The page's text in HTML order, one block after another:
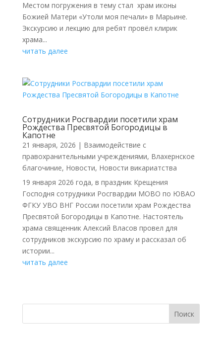
Местом погружения в тему стал храм иконы
Божией Матери «Утоли моя печали» в Марьине.
Экскурсию и лекцию для ребят провёл клирик
храма...
читать далее
Сотрудники Росгвардии посетили храм
Рождества Пресвятой Богородицы в
Капотне
21 января, 2026 | Взаимодействие с
правохранительными учреждениями, Влахернское
благочиние, Новости, Новости викариатства
19 января 2026 года, в праздник Крещения
Господня сотрудники Росгвардии МОВО по ЮВАО
ФГКУ УВО ВНГ России посетили храм Рождества
Пресвятой Богородицы в Капотне. Настоятель
храма священник Алексий Власов провел для
сотрудников экскурсию по храму и рассказал об
истории...
читать далее
Поиск